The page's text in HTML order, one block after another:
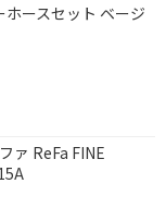
ホースセット ベージ
ァ ReFa FINE